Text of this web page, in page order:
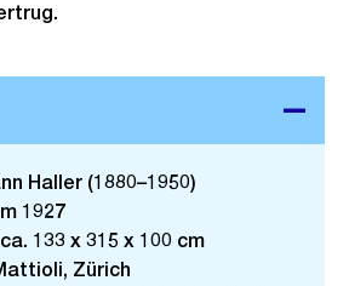
Haller (1880–1950)
1927
133 x 315 x 100 cm
Zürich